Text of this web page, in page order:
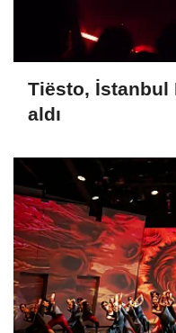
Tiësto, İstanbul
aldı